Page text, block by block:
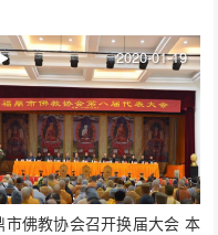
市佛教协会召开换届大会 本
2020-01-19